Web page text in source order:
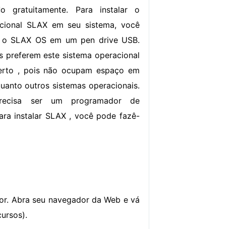
gratuitamente. Para instalar o
SLAX em seu sistema, você
SLAX OS em um pen drive USB.
preferem este sistema operacional
, pois não ocupam espaço em
outros sistemas operacionais.
ser um programador de
instalar SLAX , você pode fazê-
Abra seu navegador da Web e vá